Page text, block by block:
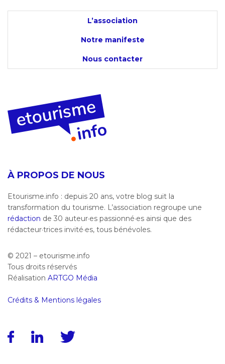
L’association
Notre manifeste
Nous contacter
À PROPOS DE NOUS
Etourisme.info : depuis 20 ans, votre blog suit la
transformation du tourisme. L’association regroupe une
rédaction de 30 auteur·es passionné·es ainsi que des
rédacteur·trices invité·es, tous bénévoles.
© 2021 – etourisme.info
Tous droits réservés
Réalisation ARTGO Média
Crédits & Mentions légales